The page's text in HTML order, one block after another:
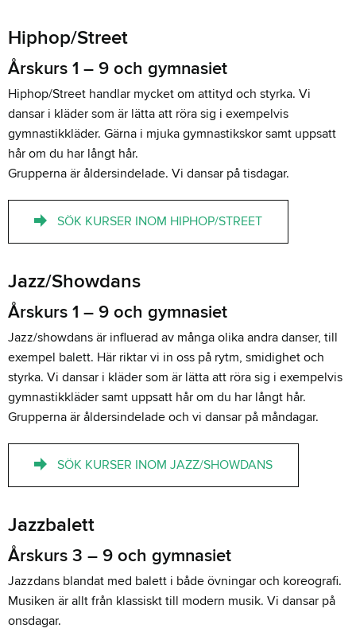
Hiphop/Street
Årskurs 1 – 9 och gymnasiet
Hiphop/Street handlar mycket om attityd och styrka. Vi
dansar i kläder som är lätta att röra sig i exempelvis
gymnastikkläder. Gärna i mjuka gymnastikskor samt uppsatt
hår om du har långt hår.
Grupperna är åldersindelade. Vi dansar på tisdagar.
SÖK KURSER INOM HIPHOP/STREET
Jazz/Showdans
Årskurs 1 – 9 och gymnasiet
Jazz/showdans är influerad av många olika andra danser, till
exempel balett. Här riktar vi in oss på rytm, smidighet och
styrka. Vi dansar i kläder som är lätta att röra sig i exempelvis
gymnastikkläder samt uppsatt hår om du har långt hår.
Grupperna är åldersindelade och vi dansar på måndagar.
SÖK KURSER INOM JAZZ/SHOWDANS
Jazzbalett
Årskurs 3 – 9 och gymnasiet
Jazzdans blandat med balett i både övningar och koreografi.
Musiken är allt från klassiskt till modern musik. Vi dansar på
onsdagar.